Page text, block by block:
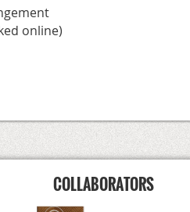
online)
COLLABORATORS